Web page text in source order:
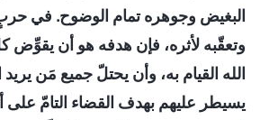
البغيض وجوهره تمام الوضوح. في
وتعقّبه لأثره، فإن هدفه هو أن يقوِّض
الله القيام به، وأن يحتلّ جميع مَن
يسيطر عليهم بهدف القضاء التامّ على